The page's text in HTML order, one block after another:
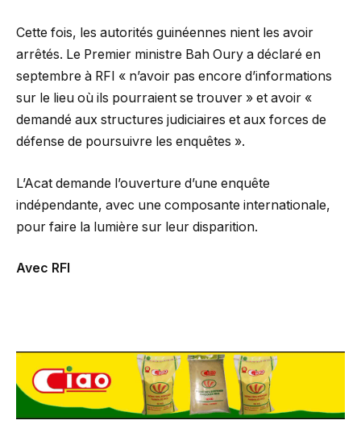
Cette fois, les autorités guinéennes nient les avoir
arrêtés. Le Premier ministre Bah Oury a déclaré en
septembre à RFI « n’avoir pas encore d’informations
sur le lieu où ils pourraient se trouver » et avoir «
demandé aux structures judiciaires et aux forces de
défense de poursuivre les enquêtes ».
L’Acat demande l’ouverture d’une enquête
indépendante, avec une composante internationale,
pour faire la lumière sur leur disparition.
Avec RFI